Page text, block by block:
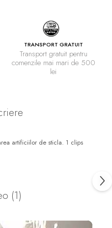
TRANSPORT GRATUIT
Transport gratuit pentru
comenzile mai mari de 500
lei
artificiilor de sticla. 1 clips
(1)